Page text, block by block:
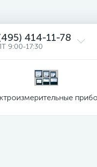
414-11-78
9:00-17:30